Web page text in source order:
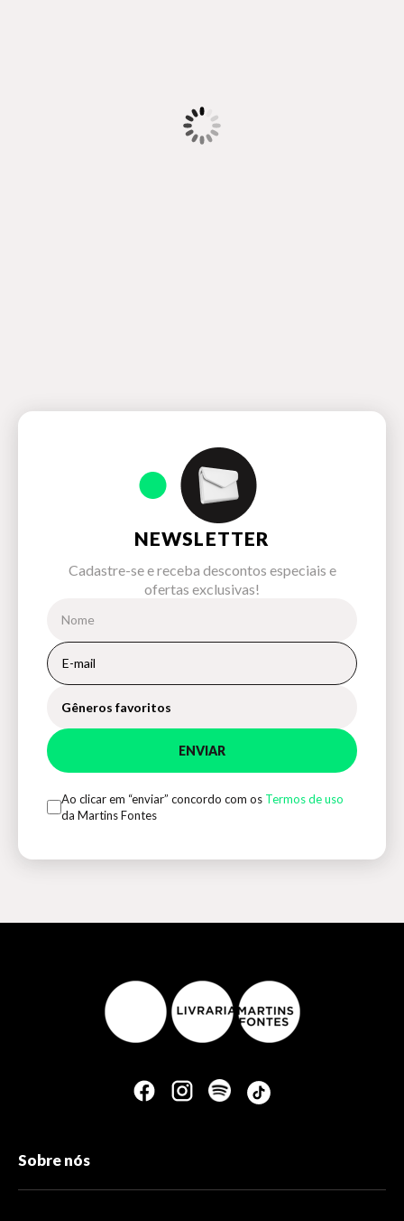
NEWSLETTER
Cadastre-se e receba descontos especiais e
ofertas exclusivas!
Gêneros favoritos
ENVIAR
Ao clicar em “enviar” concordo com os Termos de uso
da Martins Fontes
Sobre nós